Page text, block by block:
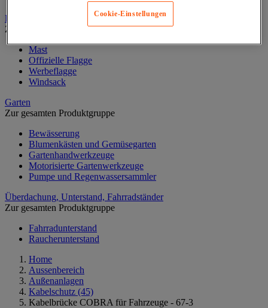
Fahnen
Zur gesamten Produktgruppe
Mast
Offizielle Flagge
Werbeflagge
Windsack
Garten
Zur gesamten Produktgruppe
Bewässerung
Blumenkästen und Gemüsegarten
Gartenhandwerkzeuge
Motorisierte Gartenwerkzeuge
Pumpe und Regenwassersammler
Überdachung, Unterstand, Fahrradständer
Zur gesamten Produktgruppe
Fahrradunterstand
Raucherunterstand
Home
Aussenbereich
Außenanlagen
Kabelschutz (45)
Kabelbrücke COBRA für Fahrzeuge - 67-3
Cookie-Einstellungen